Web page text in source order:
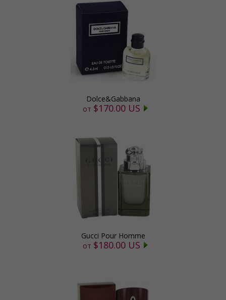
Dolce&Gabbana
от $170.00 US
Gucci Pour Homme
от $180.00 US